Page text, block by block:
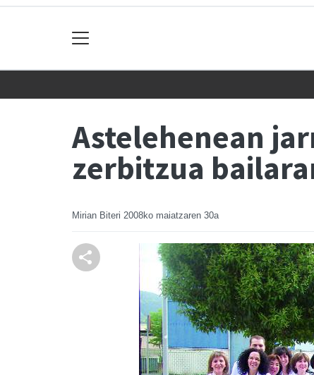
Astelehenean
zerbitzua
Mirian Biteri 2008ko maiatzaren 30a